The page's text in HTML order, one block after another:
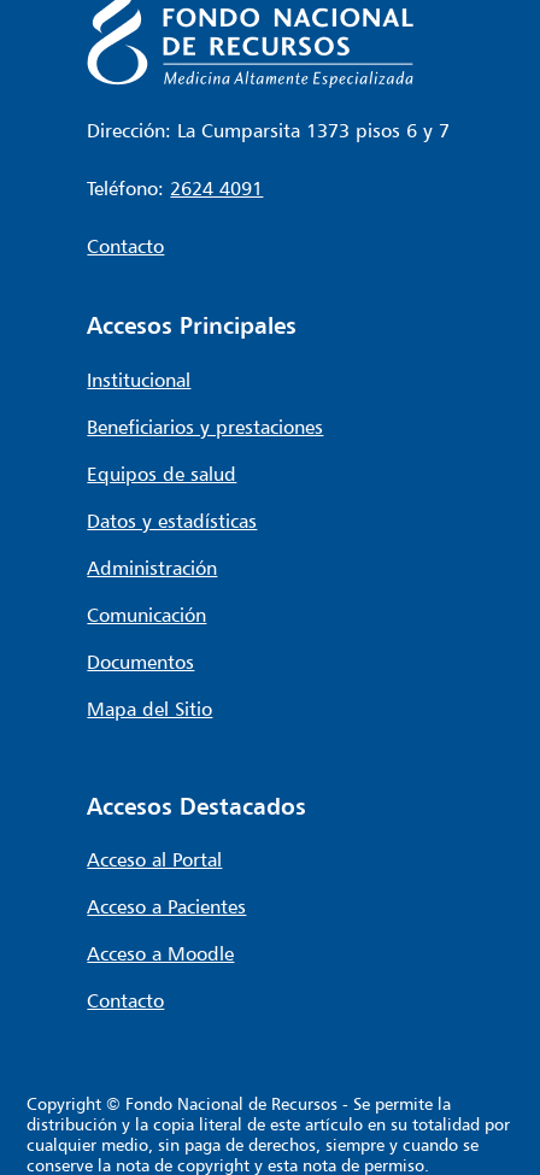
Dirección: La Cumparsita 1373 pisos 6 y 7
Teléfono: 2624 4091
Contacto
Accesos Principales
Institucional
Beneficiarios y prestaciones
Equipos de salud
Datos y estadísticas
Administración
Comunicación
Documentos
Mapa del Sitio
Accesos Destacados
Acceso al Portal
Acceso a Pacientes
Acceso a Moodle
Contacto
Copyright © Fondo Nacional de Recursos - Se permite la
distribución y la copia literal de este artículo en su totalidad por
cualquier medio, sin paga de derechos, siempre y cuando se
conserve la nota de copyright y esta nota de permiso.